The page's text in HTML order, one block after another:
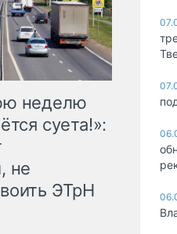
неделю
суета!»:
не
ЭТрН